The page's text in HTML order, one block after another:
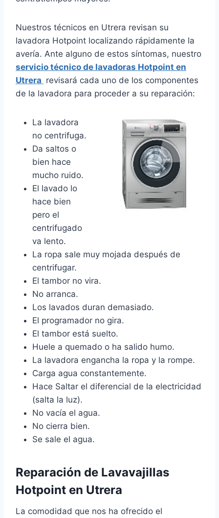
Nuestros técnicos en Utrera revisan su
lavadora Hotpoint localizando rápidamente la
avería. Ante alguno de estos síntomas, nuestro
servicio técnico de lavadoras Hotpoint en
Utrera revisará cada uno de los componentes
de la lavadora para proceder a su reparación:
La lavadora
no centrifuga.
Da saltos o
bien hace
mucho ruido.
El lavado lo
hace bien
pero el
centrifugado
va lento.
La ropa sale muy mojada después de
centrifugar.
El tambor no vira.
No arranca.
Los lavados duran demasiado.
El programador no gira.
El tambor está suelto.
Huele a quemado o ha salido humo.
La lavadora engancha la ropa y la rompe.
Carga agua constantemente.
Hace Saltar el diferencial de la electricidad
(salta la luz).
No vacía el agua.
No cierra bien.
Se sale el agua.
Reparación de Lavavajillas
Hotpoint en Utrera
La comodidad que nos ha ofrecido el